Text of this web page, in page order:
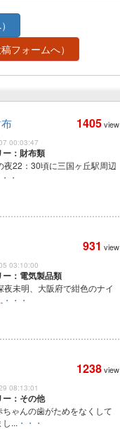
フォームへ）
1405view
00:03:47
ー：財布類
夜22：30頃に三国ヶ丘駅周辺
・・
931 view
03:10:00
ー：電気製品類
夜未明、大阪府で紺色のナイ
・・・
1238view
08:13:01
ー：その他
ちゃんの歯がためをなくして
し... ・・・